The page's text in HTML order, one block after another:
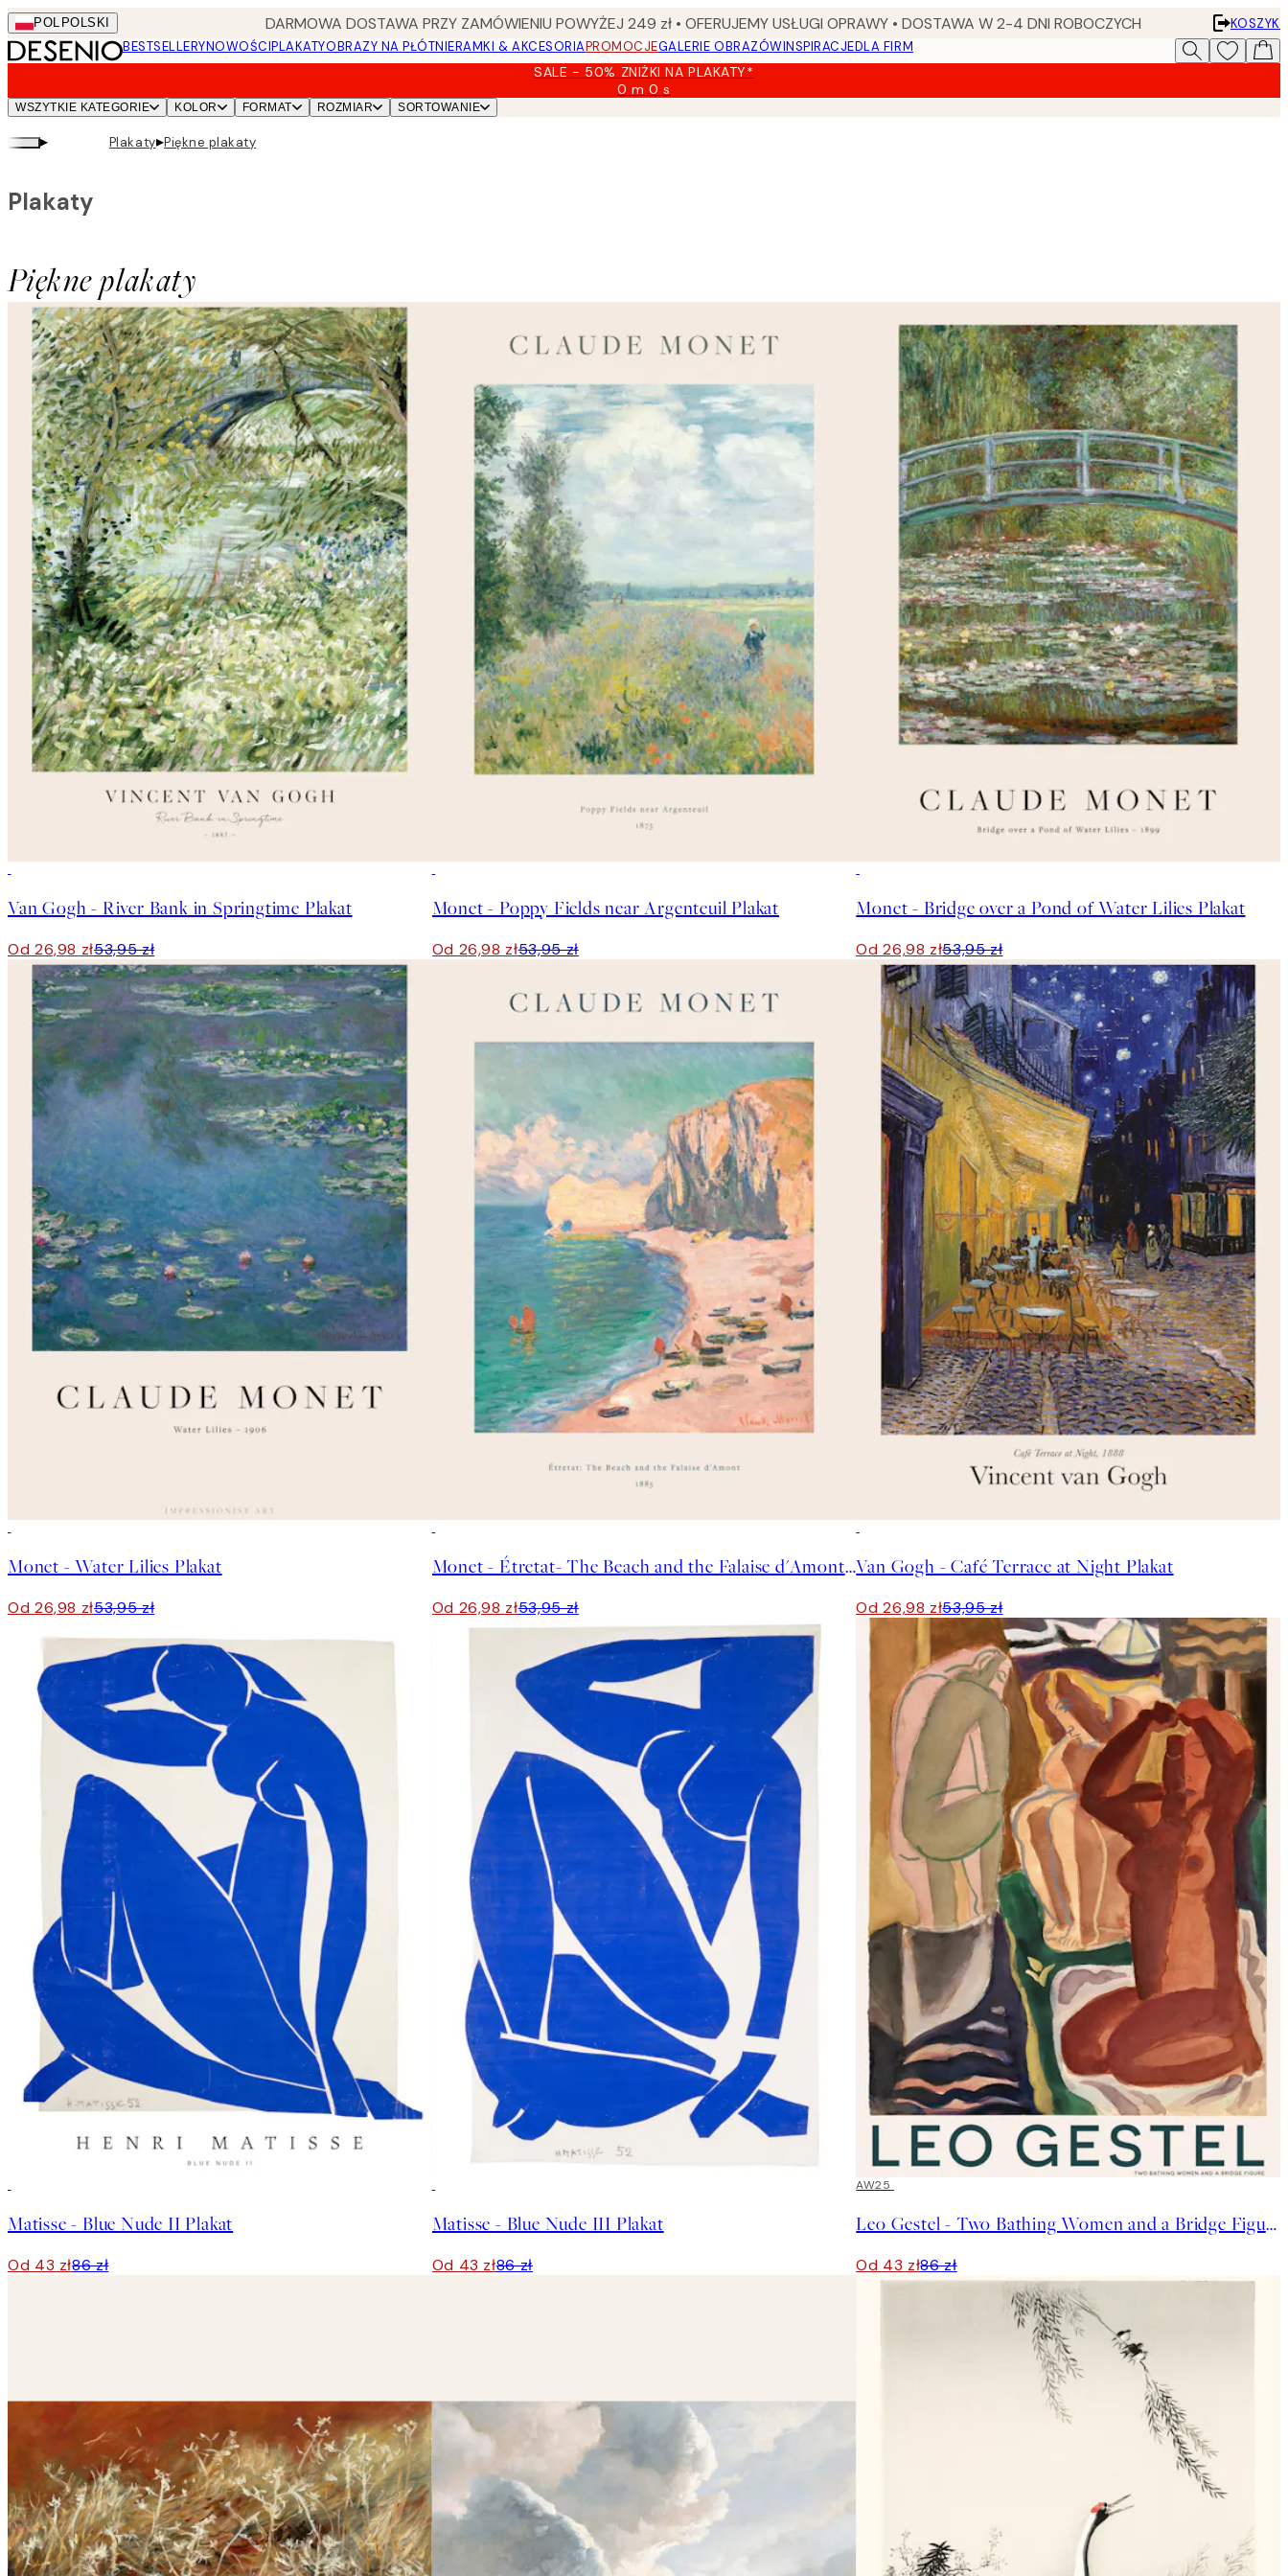
Skip
to
main
POL POLSKI DARMOWA DOSTAWA PRZY ZAMÓWIENIU POWYŻEJ 249 zł • OFERUJEMY USŁUGI OPRAWY • DOSTAWA W 2-4 DNI ROBOCZYCH
KOSZYK
BESTSELLERYNOWOŚCIPLAKATYOBRAZY NA PŁÓTNIERAMKI & AKCESORIAPROMOCJEGALERIE OBRAZÓWINSPIRACJEDLA FIRM
SALE - 50% ZNIŻKI NA PLAKATY*
0 m0 s
Ważny
WSZYTKIE KATEGORIE KOLOR FORMAT ROZMIAR SORTOWANIE
▸ Plakaty▸Piękne plakaty
Piękne plakaty
Plakaty
Van Gogh - River Bank in Springtime Plakat
Od 26,98 zł53,95 zł
Monet - Poppy Fields near Argenteuil Plakat
Od 26,98 zł53,95 zł
Monet - Bridge over a Pond of Water Lilies Plakat
Od 26,98 zł53,95 zł
Monet - Water Lilies Plakat
Od 26,98 zł53,95 zł
Monet - Étretat- The Beach and the Falaise d'Amont Plakat
Od 26,98 zł53,95 zł
Van Gogh - Café Terrace at Night Plakat
Od 26,98 zł53,95 zł
Matisse - Blue Nude II Plakat
Od 43 zł86 zł
Matisse - Blue Nude III Plakat
Od 43 zł86 zł
50%*
AW25
Leo Gestel - Two Bathing Women and a Bridge Figure Plakat
Od 43 zł86 zł